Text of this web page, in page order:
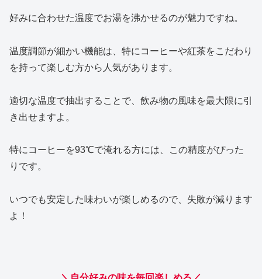
好みに合わせた温度でお湯を沸かせるのが魅力ですね。
温度調節が細かい機能は、特にコーヒーや紅茶をこだわり
を持って楽しむ方から人気があります。
適切な温度で抽出することで、飲み物の風味を最大限に引
き出せますよ。
特にコーヒーを93℃で淹れる方には、この精度がぴった
りです。
いつでも安定した味わいが楽しめるので、失敗が減ります
よ！